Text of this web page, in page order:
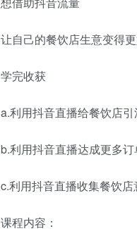
让自己的餐饮店生意变得
学完收获
a.利用抖音直播给餐饮店
b.利用抖音直播达成更多
c.利用抖音直播收集餐饮
课程内容：